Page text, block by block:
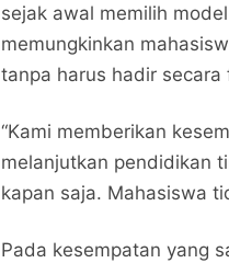
sejak awal memilih
memungkinkan
tanpa harus hadir
“Kami memberikan
melanjutkan pendidikan
kapan saja. Mahasiswa
Pada kesempatan yang